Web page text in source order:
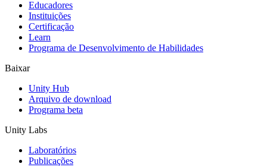
Jogos XR
Lance jogos XR em várias plataformas
Jogos com multijogador
Simplifique o desenvolvimento de jogos multiplayer
Educadores
Instituições
Certificação
Learn
Programa de Desenvolvimento de Habilidades
Baixar
Unity Hub
Arquivo de download
Programa beta
Unity Labs
Laboratórios
Publicações